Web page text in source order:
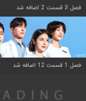
فصل 3 قسمت 2 اضافه شد
فصل 1 قسمت 12 اضافه شد